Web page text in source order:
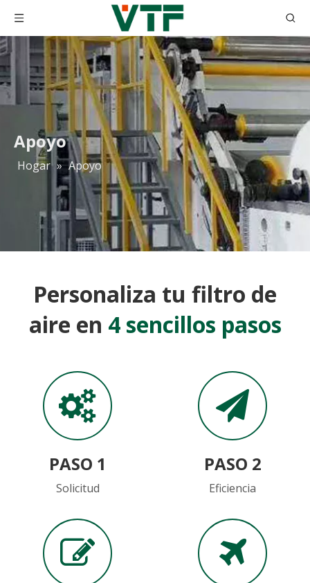
Apoyo
Hogar » Apoyo
Personaliza tu filtro de
aire en 4 sencillos pasos
PASO 1
Solicitud
PASO 2
Eficiencia